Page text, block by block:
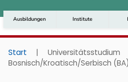
Ausbildungen Institute
Start |
Universitätsstudium
Bosnisch/Kroatisch/Serbisch (BA)